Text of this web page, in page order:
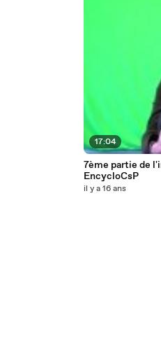
17:04
7ème partie de
EncycloCsP
il y a 16 ans